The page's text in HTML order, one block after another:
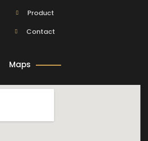
Product
Contact
Maps